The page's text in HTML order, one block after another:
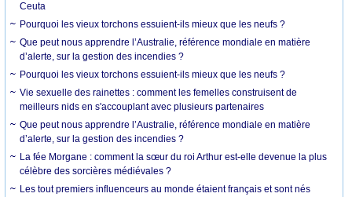
Ceuta
Pourquoi les vieux torchons essuient-ils mieux que les neufs ?
Que peut nous apprendre l’Australie, référence mondiale en matière
d’alerte, sur la gestion des incendies ?
Pourquoi les vieux torchons essuient-ils mieux que les neufs ?
Vie sexuelle des rainettes : comment les femelles construisent de
meilleurs nids en s'accouplant avec plusieurs partenaires
Que peut nous apprendre l’Australie, référence mondiale en matière
d’alerte, sur la gestion des incendies ?
La fée Morgane : comment la sœur du roi Arthur est-elle devenue la plus
célèbre des sorcières médiévales ?
Les tout premiers influenceurs au monde étaient français et sont nés